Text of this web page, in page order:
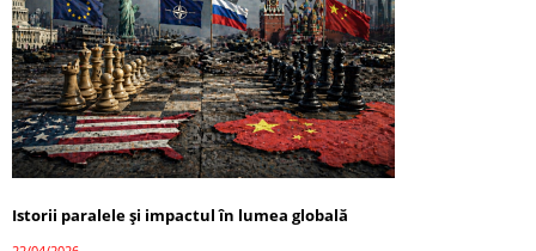
Istorii paralele și impactul în lumea globală